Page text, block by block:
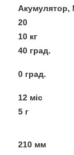
Акумулятор,
20
10 кг
40 град.
0 град.
12 міс
5 г
210 мм